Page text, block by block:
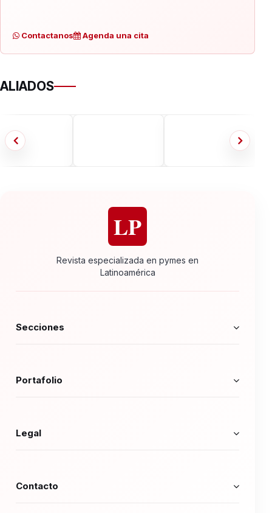
Contactanos Agenda una cita
ALIADOS
LP
Revista especializada en pymes en
Latinoamérica
Secciones
Portafolio
Legal
Contacto